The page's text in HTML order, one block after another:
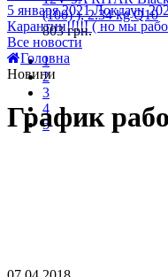
(100) ), 2.34 kg Q10
803грн.
1
2
3
4
5
Все новости
5 января 2021 Локдаун
Карантин!!!!! ( но мы
Все новости
Головна
Новини
График